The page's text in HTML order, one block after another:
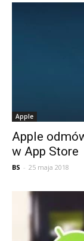
Apple
Apple
w App Store
BS - 25 maja 2018